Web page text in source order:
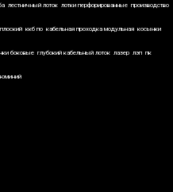
лестничный лоток лотки перфорированные производство
плоский ккб по кабельная проходка модульная косынки
боковые глубокий кабельный лоток лазер лэп пк